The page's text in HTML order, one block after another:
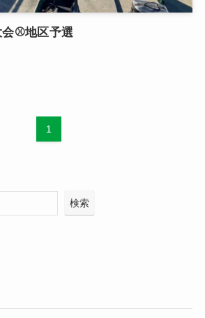
⚾️地区予選
1
検索